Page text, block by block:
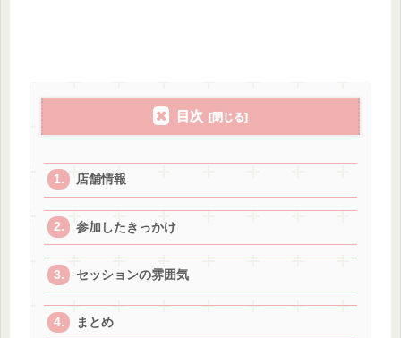
目次
店舗情報
参加したきっかけ
セッションの雰囲気
まとめ